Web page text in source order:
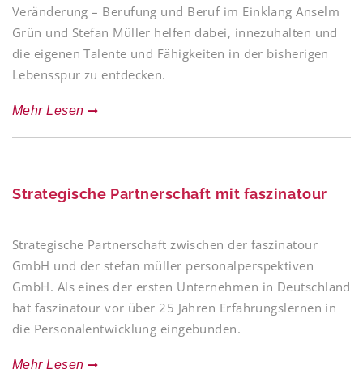
Veränderung – Berufung und Beruf im Einklang Anselm
Grün und Stefan Müller helfen dabei, innezuhalten und
die eigenen Talente und Fähigkeiten in der bisherigen
Lebensspur zu entdecken.
Mehr Lesen
Strategische Partnerschaft mit faszinatour
Strategische Partnerschaft zwischen der faszinatour
GmbH und der stefan müller personalperspektiven
GmbH. Als eines der ersten Unternehmen in Deutschland
hat faszinatour vor über 25 Jahren Erfahrungslernen in
die Personalentwicklung eingebunden.
Mehr Lesen